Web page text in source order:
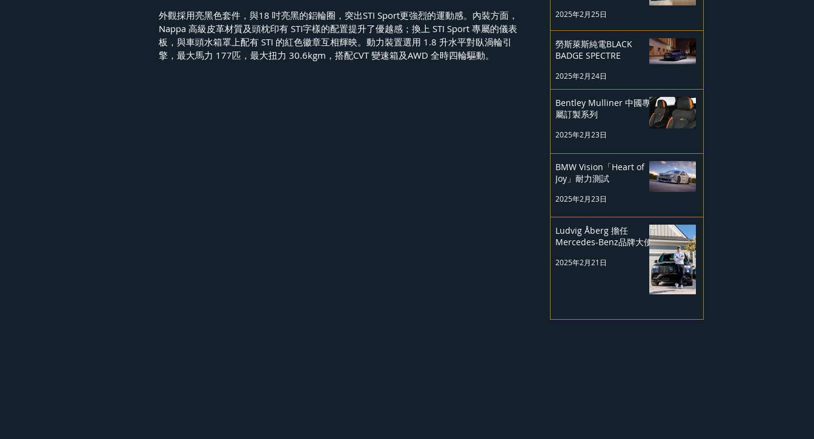
外觀採用亮黑色套件，與18 吋亮黑的鋁輪圈，突出STI Sport更強烈的運動感。內裝方面，
Nappa 高級皮革材質及頭枕印有 STI字樣的配置提升了優越感；換上 STI Sport 專屬的儀表
板，與車頭水箱罩上配有 STI 的紅色徽章互相輝映。動力裝置選用 1.8 升水平對臥渦輪引
擎，最大馬力 177匹，最大扭力 30.6kgm，搭配CVT 變速箱及AWD 全時四輪驅動。
2025年2月25日
勞斯萊斯純電BLACK
BADGE SPECTRE
2025年2月24日
Bentley Mulliner 中國專
屬訂製系列
2025年2月23日
BMW Vision「Heart of
Joy」耐力測試
2025年2月23日
Ludvig Åberg 擔任
Mercedes-Benz品牌大使
2025年2月21日